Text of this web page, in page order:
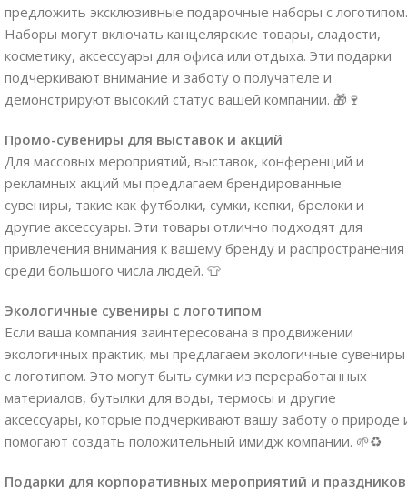
предложить эксклюзивные подарочные наборы с логотипом.
Наборы могут включать канцелярские товары, сладости,
косметику, аксессуары для офиса или отдыха. Эти подарки
подчеркивают внимание и заботу о получателе и
демонстрируют высокий статус вашей компании. 🎁🍷
Промо-сувениры для выставок и акций
Для массовых мероприятий, выставок, конференций и
рекламных акций мы предлагаем брендированные
сувениры, такие как футболки, сумки, кепки, брелоки и
другие аксессуары. Эти товары отлично подходят для
привлечения внимания к вашему бренду и распространения
среди большого числа людей. 👕
Экологичные сувениры с логотипом
Если ваша компания заинтересована в продвижении
экологичных практик, мы предлагаем экологичные сувениры
с логотипом. Это могут быть сумки из переработанных
материалов, бутылки для воды, термосы и другие
аксессуары, которые подчеркивают вашу заботу о природе
помогают создать положительный имидж компании. 🌱♻️
Подарки для корпоративных мероприятий и праздников